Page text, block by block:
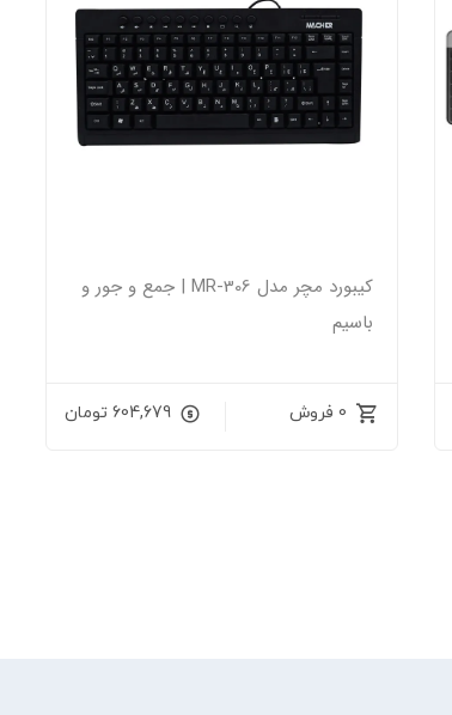
کیبورد مچر مدل MR-306 | جمع و جور و
باسیم
0 فروش 604,679 تومان